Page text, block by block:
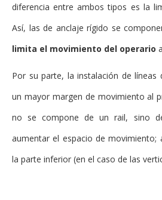
diferencia entre ambos tipos es la
Así, las de anclaje rígido se
limita el movimiento del operario
Por su parte, la instalación de líneas
un mayor margen de movimiento al
no se compone de un rail, sino
aumentar el espacio de
la parte inferior (en el caso de las